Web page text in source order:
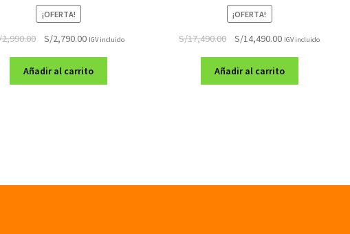
¡OFERTA!
2,990.00
original
era:
S/2,790.00El
actual
es:
IGV incluido
Añadir al carrito
¡OFERTA!
S/17,490.00
El
original
era:
S/14,490.00El
actual
es:
IGV incluido
Añadir al carrito